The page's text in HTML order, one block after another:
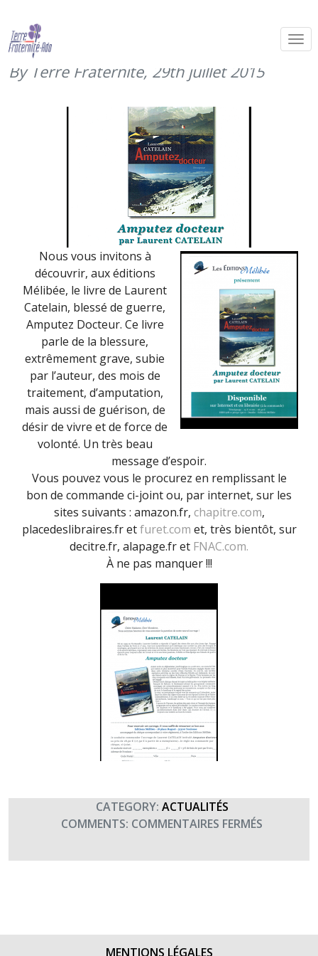
« Amputez Docteur », un livre de
Laurent Catelain (juillet 2015)
By Terre Fraternité, 29th juillet 2015
Nous vous invitons à
découvrir, aux éditions
Mélibée, le livre de Laurent
Catelain, blessé de guerre,
Amputez Docteur. Ce livre
parle de la blessure,
extrêmement grave, subie
par l’auteur, des mois de
traitement, d’amputation,
mais aussi de guérison, de
désir de vivre et de force de
volonté. Un très beau
message d’espoir.
Vous pouvez vous le procurez en remplissant le
bon de commande ci-joint ou, par internet, sur les
sites suivants : amazon.fr, chapitre.com,
placedeslibraires.fr etfuret.com et, très bientôt, sur
decitre.fr, alapage.fr et FNAC.com.
À ne pas manquer !!!
CATEGORY: ACTUALITÉS
COMMENTS: COMMENTAIRES FERMÉS
DOCTEUR
MENTIONS LÉGALES